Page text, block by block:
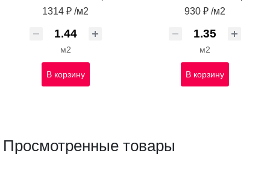
1314 ₽ /м2
м2
В корзину
930 ₽ /м2
м2
В корзину
Просмотренные товары